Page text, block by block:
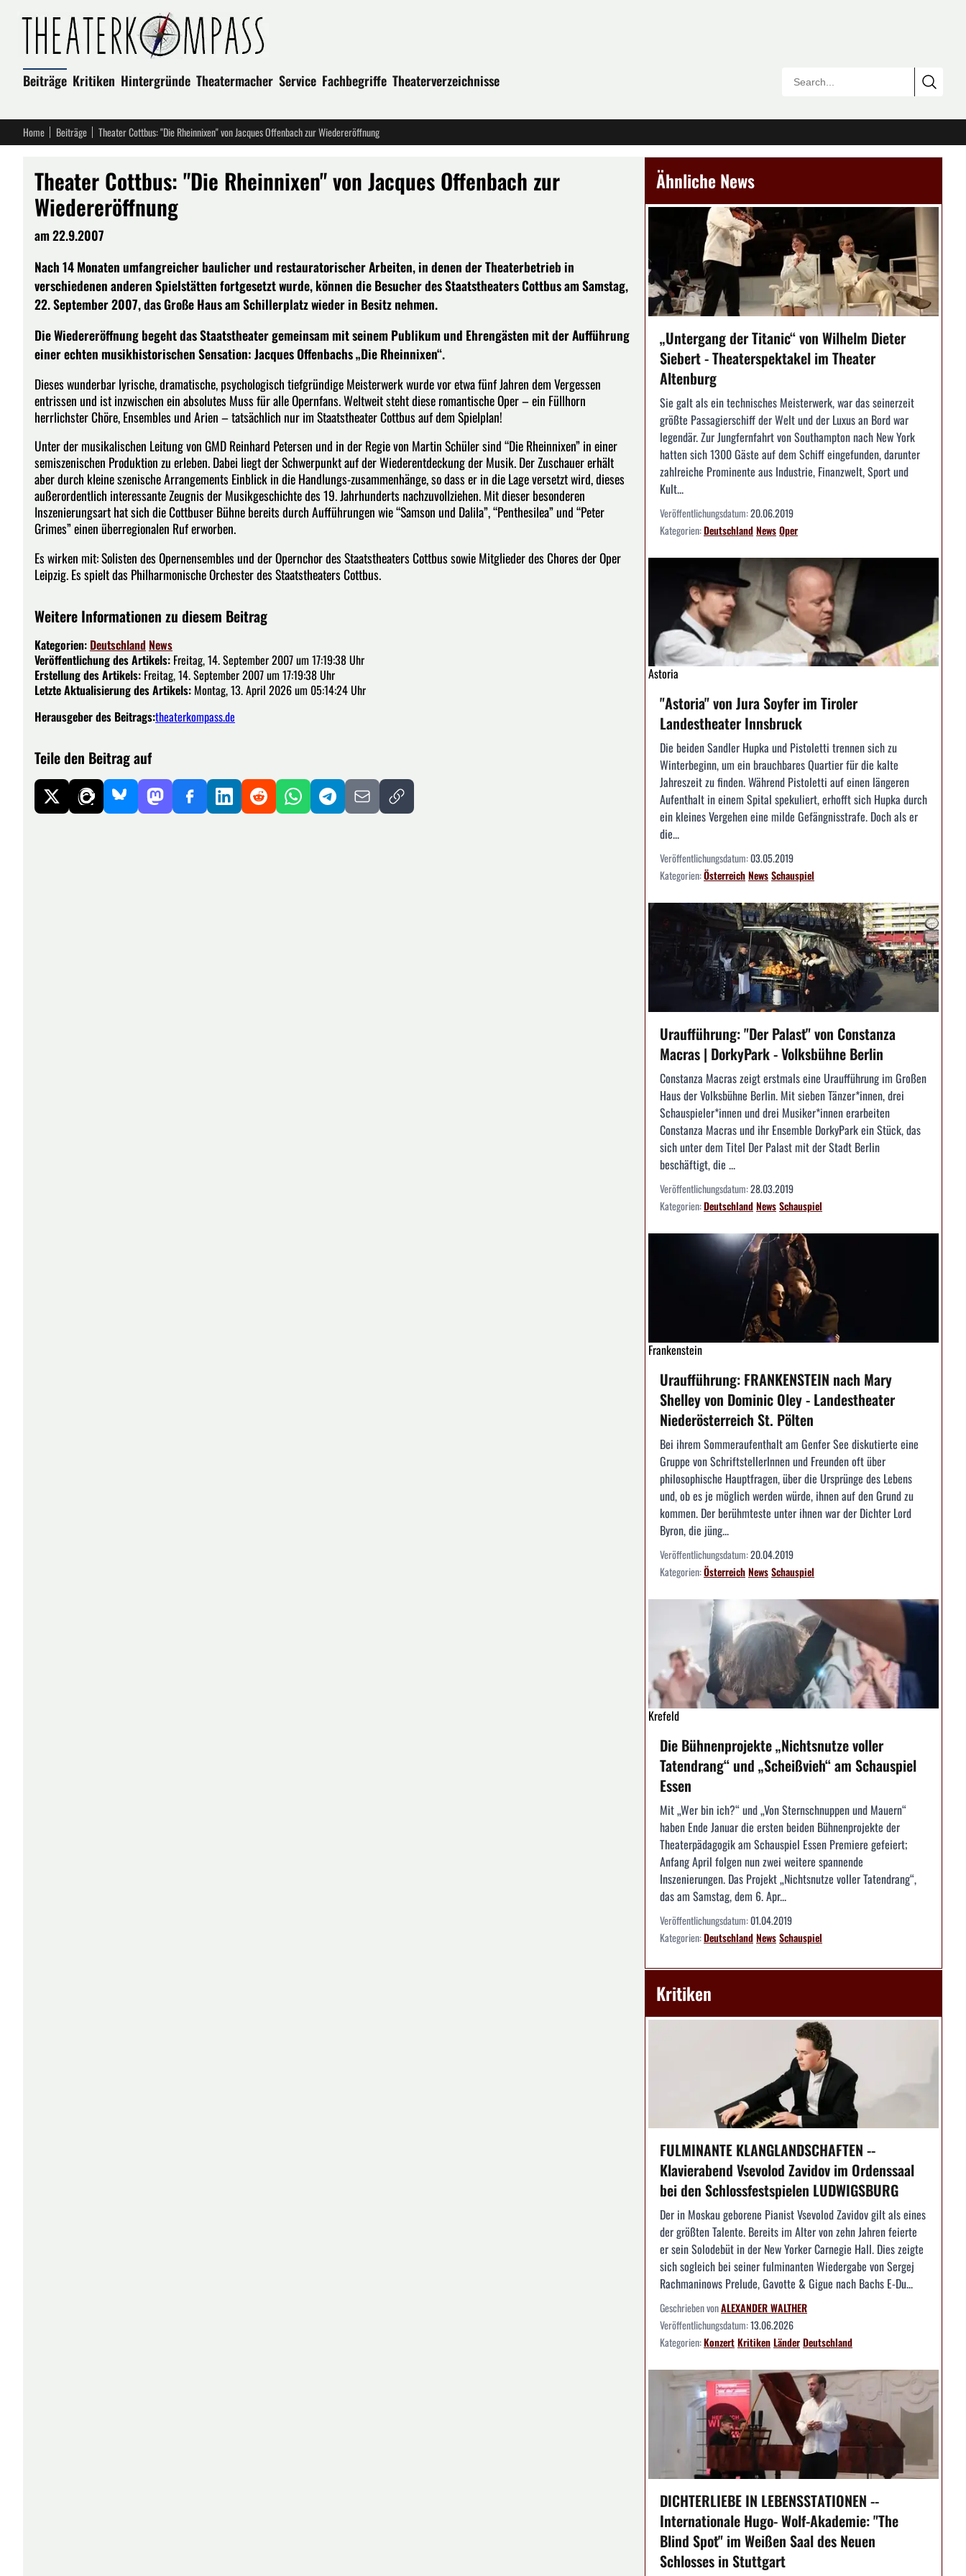
Beiträge Kritiken Hintergründe Theatermacher Service Fachbegriffe Theaterverzeichnisse
Home Beiträge Theater Cottbus: "Die Rheinnixen" von Jacques Offenbach zur Wiedereröffnung
Theater Cottbus: "Die Rheinnixen" von Jacques Offenbach zur
Wiedereröffnung
am 22.9.2007
Nach 14 Monaten umfangreicher baulicher und restauratorischer Arbeiten, in denen der Theaterbetrieb in
verschiedenen anderen Spielstätten fortgesetzt wurde, können die Besucher des Staatstheaters Cottbus am Samstag,
22. September 2007, das Große Haus am Schillerplatz wieder in Besitz nehmen.
Die Wiedereröffnung begeht das Staatstheater gemeinsam mit seinem Publikum und Ehrengästen mit der Aufführung
einer echten musikhistorischen Sensation: Jacques Offenbachs „Die Rheinnixen“.
Dieses wunderbar lyrische, dramatische, psychologisch tiefgründige Meisterwerk wurde vor etwa fünf Jahren dem Vergessen
entrissen und ist inzwischen ein absolutes Muss für alle Opernfans. Weltweit steht diese romantische Oper – ein Füllhorn
herrlichster Chöre, Ensembles und Arien – tatsächlich nur im Staatstheater Cottbus auf dem Spielplan!
Unter der musikalischen Leitung von GMD Reinhard Petersen und in der Regie von Martin Schüler sind “Die Rheinnixen” in einer
semiszenischen Produktion zu erleben. Dabei liegt der Schwerpunkt auf der Wiederentdeckung der Musik. Der Zuschauer erhält
aber durch kleine szenische Arrangements Einblick in die Handlungs-zusammenhänge, so dass er in die Lage versetzt wird, dieses
außerordentlich interessante Zeugnis der Musikgeschichte des 19. Jahrhunderts nachzuvollziehen. Mit dieser besonderen
Inszenierungsart hat sich die Cottbuser Bühne bereits durch Aufführungen wie “Samson und Dalila”, “Penthesilea” und “Peter
Grimes” einen überregionalen Ruf erworben.
Es wirken mit: Solisten des Opernensembles und der Opernchor des Staatstheaters Cottbus sowie Mitglieder des Chores der Oper
Leipzig. Es spielt das Philharmonische Orchester des Staatstheaters Cottbus.
Weitere Informationen zu diesem Beitrag
Kategorien: Deutschland News
Veröffentlichung des Artikels: Freitag, 14. September 2007 um 17:19:38 Uhr
Erstellung des Artikels: Freitag, 14. September 2007 um 17:19:38 Uhr
Letzte Aktualisierung des Artikels: Montag, 13. April 2026 um 05:14:24 Uhr
Herausgeber des Beitrags:theaterkompass.de
Teile den Beitrag auf
Ähnliche News
„Untergang der Titanic“ von Wilhelm Dieter
Siebert - Theaterspektakel im Theater
Altenburg
Sie galt als ein technisches Meisterwerk, war das seinerzeit
größte Passagierschiff der Welt und der Luxus an Bord war
legendär. Zur Jungfernfahrt von Southampton nach New York
hatten sich 1300 Gäste auf dem Schiff eingefunden, darunter
zahlreiche Prominente aus Industrie, Finanzwelt, Sport und
Kult...
Veröffentlichungsdatum:20.06.2019
Kategorien:DeutschlandNewsOper
Astoria
"Astoria" von Jura Soyfer im Tiroler
Landestheater Innsbruck
Die beiden Sandler Hupka und Pistoletti trennen sich zu
Winterbeginn, um ein brauchbares Quartier für die kalte
Jahreszeit zu finden. Während Pistoletti auf einen längeren
Aufenthalt in einem Spital spekuliert, erhofft sich Hupka durch
ein kleines Vergehen eine milde Gefängnisstrafe. Doch als er
die...
Veröffentlichungsdatum:03.05.2019
Kategorien:ÖsterreichNewsSchauspiel
Uraufführung: "Der Palast" von Constanza
Macras | DorkyPark - Volksbühne Berlin
Constanza Macras zeigt erstmals eine Uraufführung im Großen
Haus der Volksbühne Berlin. Mit sieben Tänzer*innen, drei
Schauspieler*innen und drei Musiker*innen erarbeiten
Constanza Macras und ihr Ensemble DorkyPark ein Stück, das
sich unter dem Titel Der Palast mit der Stadt Berlin
beschäftigt, die ...
Veröffentlichungsdatum:28.03.2019
Kategorien:DeutschlandNewsSchauspiel
Frankenstein
Uraufführung: FRANKENSTEIN nach Mary
Shelley von Dominic Oley - Landestheater
Niederösterreich St. Pölten
Bei ihrem Sommeraufenthalt am Genfer See diskutierte eine
Gruppe von SchriftstellerInnen und Freunden oft über
philosophische Hauptfragen, über die Ursprünge des Lebens
und, ob es je möglich werden würde, ihnen auf den Grund zu
kommen. Der berühmteste unter ihnen war der Dichter Lord
Byron, die jüng...
Veröffentlichungsdatum:20.04.2019
Kategorien:ÖsterreichNewsSchauspiel
Krefeld
Die Bühnenprojekte „Nichtsnutze voller
Tatendrang“ und „Scheißvieh“ am Schauspiel
Essen
Mit „Wer bin ich?“ und „Von Sternschnuppen und Mauern“
haben Ende Januar die ersten beiden Bühnenprojekte der
Theaterpädagogik am Schauspiel Essen Premiere gefeiert;
Anfang April folgen nun zwei weitere spannende
Inszenierungen. Das Projekt „Nichtsnutze voller Tatendrang“,
das am Samstag, dem 6. Apr...
Veröffentlichungsdatum:01.04.2019
Kategorien:DeutschlandNewsSchauspiel
Kritiken
FULMINANTE KLANGLANDSCHAFTEN --
Klavierabend Vsevolod Zavidov im Ordenssaal
bei den Schlossfestspielen LUDWIGSBURG
Der in Moskau geborene Pianist Vsevolod Zavidov gilt als eines
der größten Talente. Bereits im Alter von zehn Jahren feierte
er sein Solodebüt in der New Yorker Carnegie Hall. Dies zeigte
sich sogleich bei seiner fulminanten Wiedergabe von Sergej
Rachmaninows Prelude, Gavotte & Gigue nach Bachs E-Du...
Geschrieben vonALEXANDER WALTHER
Veröffentlichungsdatum:13.06.2026
Kategorien:KonzertKritikenLänderDeutschland
DICHTERLIEBE IN LEBENSSTATIONEN --
Internationale Hugo- Wolf-Akademie: "The
Blind Spot" im Weißen Saal des Neuen
Schlosses in Stuttgart